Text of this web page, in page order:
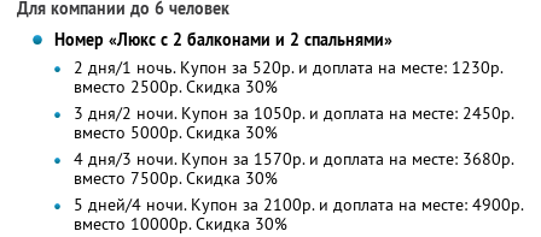
Для компании до 6 человек
Номер «Люкс с 2 балконами и 2 спальнями»
2 дня/1 ночь. Купон за 520р. и доплата на месте: 1230р.
вместо 2500р.Скидка 30%
3 дня/2 ночи. Купон за 1050р. и доплата на месте: 2450р.
вместо 5000р.Скидка 30%
4 дня/3 ночи. Купон за 1570р. и доплата на месте: 3680р.
вместо 7500р.Скидка 30%
5 дней/4 ночи. Купон за 2100р. и доплата на месте: 4900р.
вместо 10000р. Скидка 30%